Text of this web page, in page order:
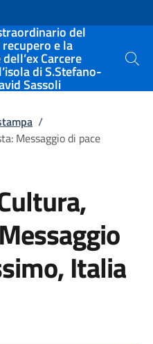
del
e la
Carcere
di S.Stefano-
Sassoli
Cerca
/
Messaggio di pace
Italia